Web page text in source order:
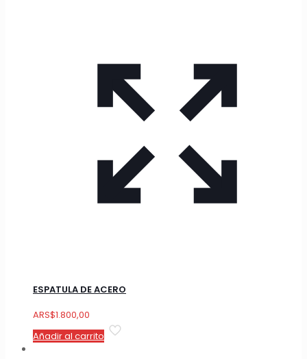
ESPATULA DE ACERO
ARS$1.800,00
Añadir al carrito